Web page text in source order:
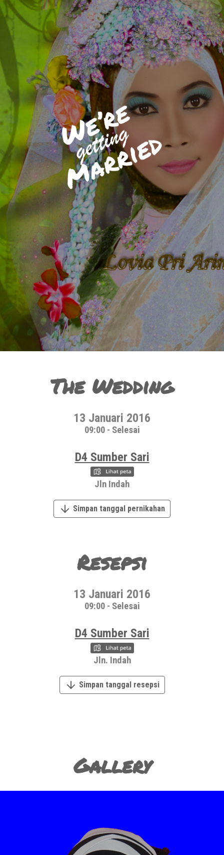
The Wedding
13 Januari 2016
09:00 - Selesai
D4 Sumber Sari
Jln Indah
Simpan tanggal pernikahan
Resepsi
13 Januari 2016
09:00 - Selesai
D4 Sumber Sari
Jln. Indah
Simpan tanggal resepsi
Gallery